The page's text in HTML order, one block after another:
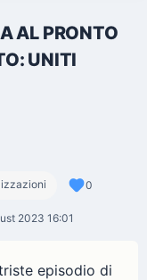
AL PRONTO
UNITI
0
2023 16:01
episodio di